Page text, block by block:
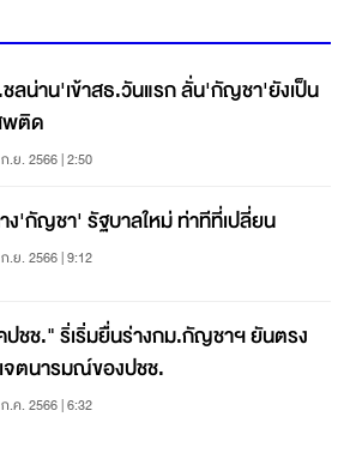
ลน่าน'เข้าสธ.วันแรก ลั่น'กัญชา'ยังเป็น
พติด
.ย. 2566 | 2:50
ง'กัญชา' รัฐบาลใหม่ ท่าทีที่เปลี่ยน
.ย. 2566 | 9:12
ชช." ริ่เริ่มยื่นร่างกม.กัญชาฯ ยันตรง
จตนารมณ์ของปชช.
.ค. 2566 | 6:32